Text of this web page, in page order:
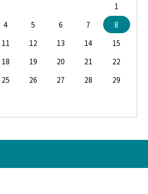
1
4 5 6 7
8
11 12 13 14
15
18 19 20 21
22
25 26 27 28
29